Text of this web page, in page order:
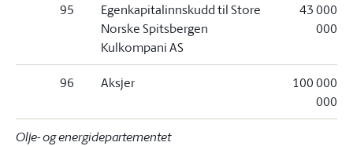
95
Egenkapitalinnskudd til Store
Norske Spitsbergen
Kulkompani AS
43 000
000
96 Aksjer
100 000
000
Olje- og energidepartementet